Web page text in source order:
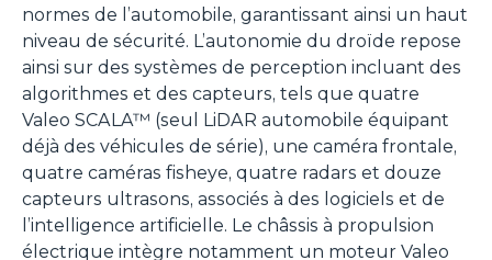
normes de l’automobile, garantissant ainsi un haut
niveau de sécurité. L’autonomie du droïde repose
ainsi sur des systèmes de perception incluant des
algorithmes et des capteurs, tels que quatre
Valeo SCALA™ (seul LiDAR automobile équipant
déjà des véhicules de série), une caméra frontale,
quatre caméras fisheye, quatre radars et douze
capteurs ultrasons, associés à des logiciels et de
l’intelligence artificielle. Le châssis à propulsion
électrique intègre notamment un moteur Valeo